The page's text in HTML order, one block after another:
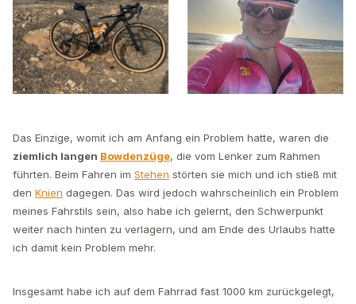
Das Einzige, womit ich am Anfang ein Problem hatte, waren die
ziemlich langen Bowdenzüge, die vom Lenker zum Rahmen
führten. Beim Fahren im Stehen störten sie mich und ich stieß mit
den Knien dagegen. Das wird jedoch wahrscheinlich ein Problem
meines Fahrstils sein, also habe ich gelernt, den Schwerpunkt
weiter nach hinten zu verlagern, und am Ende des Urlaubs hatte
ich damit kein Problem mehr.
Insgesamt habe ich auf dem Fahrrad fast 1000 km zurückgelegt,